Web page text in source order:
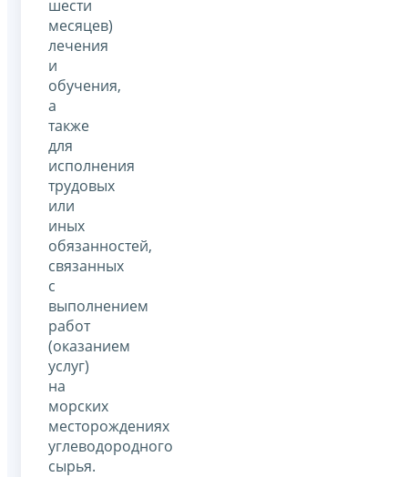
шести
месяцев)
лечения
и
обучения,
а
также
для
исполнения
трудовых
или
иных
обязанностей,
связанных
с
выполнением
работ
(оказанием
услуг)
на
морских
месторождениях
углеводородного
сырья.